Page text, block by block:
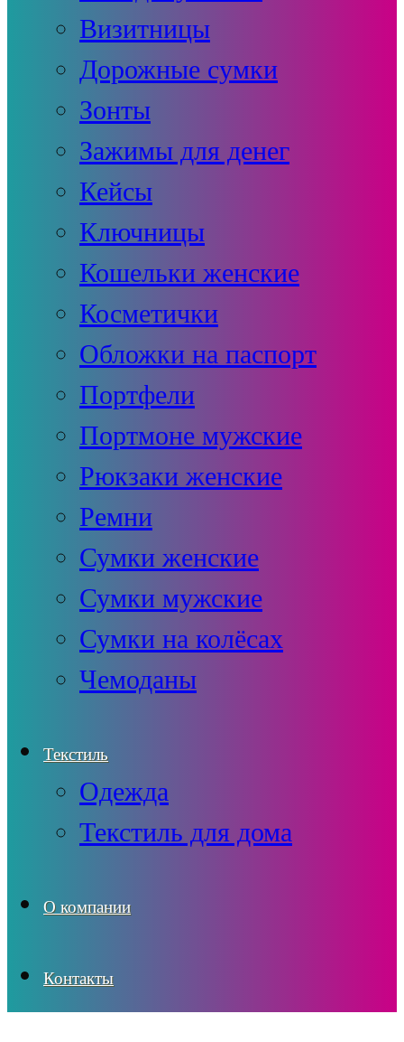
Визитницы
Дорожные сумки
Зонты
Зажимы для денег
Кейсы
Ключницы
Кошельки женские
Косметички
Обложки на паспорт
Портфели
Портмоне мужские
Рюкзаки женские
Ремни
Сумки женские
Сумки мужские
Сумки на колёсах
Чемоданы
Текстиль
Одежда
Текстиль для дома
О компании
Контакты